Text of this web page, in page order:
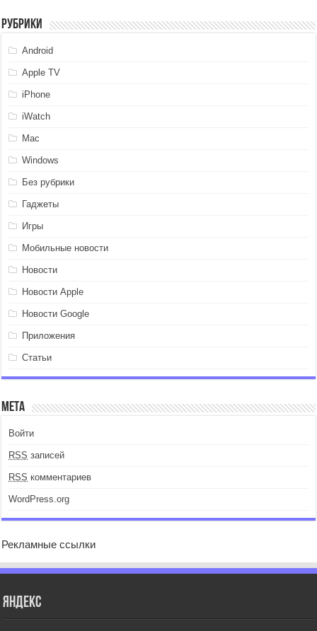
Рубрики
Android
Apple TV
iPhone
iWatch
Mac
Windows
Без рубрики
Гаджеты
Игры
Мобильные новости
Новости
Новости Apple
Новости Google
Приложения
Статьи
Мета
Войти
RSS записей
RSS комментариев
WordPress.org
Рекламные ссылки
Яндекс